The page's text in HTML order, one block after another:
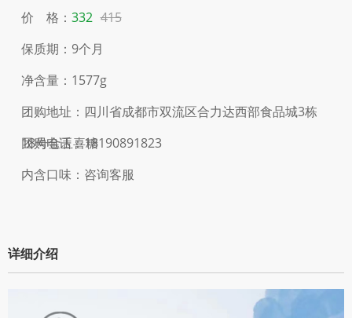
价 格： 332 415
保质期：9个月
净含量：1577g
团购地址：四川省成都市双流区合力达西部食品城3栋
18号金玉喜糖
团购电话：18190891823
内含口味：咨询客服
详细介绍